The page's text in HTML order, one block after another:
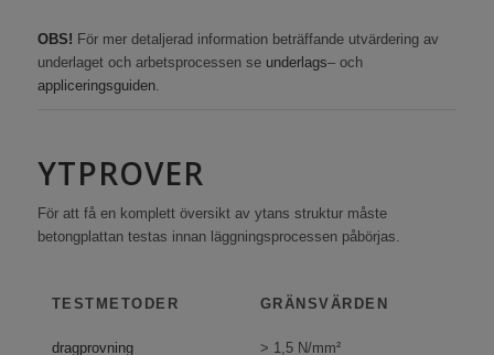
OBS! För mer detaljerad information beträffande utvärdering av
underlaget och arbetsprocessen se underlags– och
appliceringsguiden.
YTPROVER
För att få en komplett översikt av ytans struktur måste
betongplattan testas innan läggningsprocessen påbörjas.
TESTMETODER GRÄNSVÄRDEN
dragprovning > 1,5 N/mm²